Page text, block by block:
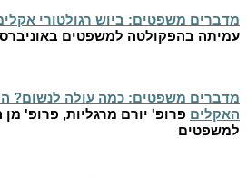
מדברים משפטים: ביוש רגולטורי
עמיתה בהפקולטה למשפטים
מדברים משפטים: כמה עולה לנשום?
האקלים פרופ' יורם מרגליות, פרופ' מן
למשפטים